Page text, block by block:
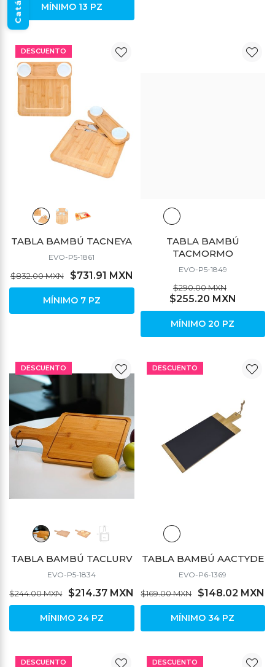
MÍNIMO 13 PZ
DESCUENTO
TABLA BAMBÚ TACNEYA
EVO-P5-1861
$832.00 MXN $731.91 MXN
MÍNIMO 7 PZ
TABLA BAMBÚ
TACMORMO
EVO-P5-1849
$290.00 MXN
$255.20 MXN
MÍNIMO 20 PZ
DESCUENTO
TABLA BAMBÚ TACLURV
EVO-P5-1834
$244.00 MXN $214.37 MXN
MÍNIMO 24 PZ
DESCUENTO
TABLA BAMBÚ AACTYDE
EVO-P6-1369
$169.00 MXN $148.02 MXN
MÍNIMO 34 PZ
DESCUENTO DESCUENTO